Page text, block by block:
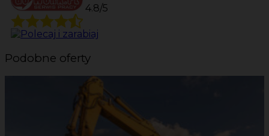
4.8/5
Podobne oferty